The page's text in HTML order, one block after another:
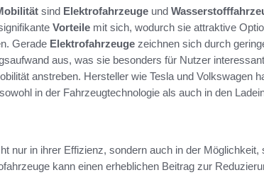
sind Elektrofahrzeuge und
Vorteile mit sich, wodurch sie attraktive
Gerade Elektrofahrzeuge zeichnen sich durch
aus, was sie besonders für Nutzer
anstreben. Hersteller wie Tesla und Volkswagen
in der Fahrzeugtechnologie als auch in den
nur in ihrer Effizienz, sondern auch in der Möglichkeit,
kann einen erheblichen Beitrag zur